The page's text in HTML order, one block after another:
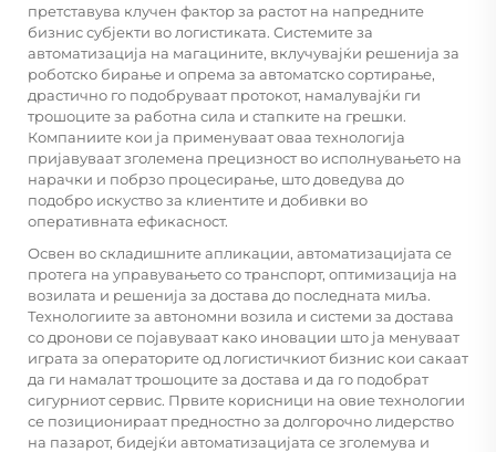
претставува клучен фактор за растот на напредните
бизнис субјекти во логистиката. Системите за
автоматизација на магацините, вклучувајќи решенија за
роботско бирање и опрема за автоматско сортирање,
драстично го подобруваат протокот, намалувајќи ги
трошоците за работна сила и стапките на грешки.
Компаниите кои ја применуваат оваа технологија
пријавуваат зголемена прецизност во исполнувањето на
нарачки и побрзо процесирање, што доведува до
подобро искуство за клиентите и добивки во
оперативната ефикасност.
Освен во складишните апликации, автоматизацијата се
протега на управувањето со транспорт, оптимизација на
возилата и решенија за достава до последната миља.
Технологиите за автономни возила и системи за достава
со дронови се појавуваат како иновации што ја менуваат
играта за операторите од логистичкиот бизнис кои сакаат
да ги намалат трошоците за достава и да го подобрат
сигурниот сервис. Првите корисници на овие технологии
се позиционираат предностно за долгорочно лидерство
на пазарот, бидејќи автоматизацијата се зголемува и